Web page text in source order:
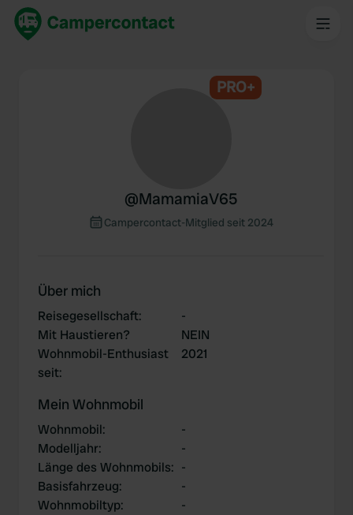
PRO+
@MamamiaV65
Campercontact-Mitglied seit 2024
Über mich
Reisegesellschaft:
-
Mit Haustieren?
NEIN
Wohnmobil-Enthusiast
seit:
2021
Mein Wohnmobil
Wohnmobil:
-
Modelljahr:
-
Länge des Wohnmobils: -
Basisfahrzeug:
-
Wohnmobiltyp:
-